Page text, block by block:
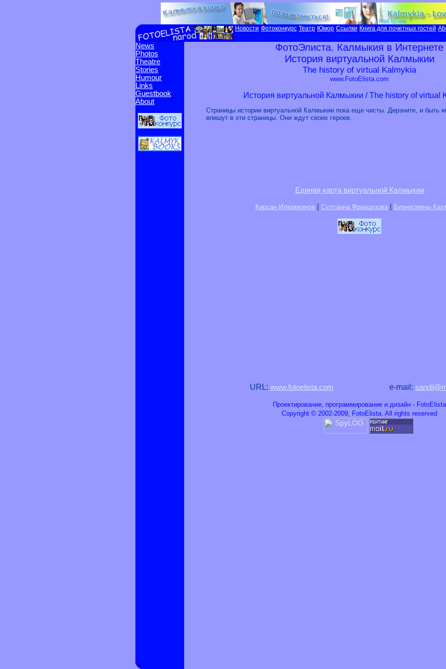
Новости Фотоконкурс Театр Юмор Ссылки Книга для почетных гостей
News
Photos
Theatre
Stories
Humour
Links
Guestbook
About
ФотоЭлиста. Калмыкия в Интернете
История виртуальной Калмыкии
The history of virtual Kalmykia
www.FotoElista.com
История виртуальной Калмыкии / The history of virtual
Страницы истории виртуальной Калмыкии пока еще чисты. Дерзните, и быть
впишут в эти страницы. Они ждут своих героев.
Единая карта виртуальной Калмыкии
Кирсан Илюмжинов Султанна Французова Бизнесмены
URL: www.fotoelista.com e-mail:
Проектирование, программирование и дизайн - FotoElista
Copyright © 2002-2009, FotoElista. All rights reserved